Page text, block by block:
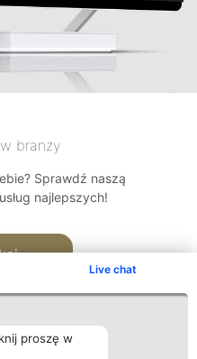
Live chat
proszę w
branży
Sprawdź naszą
najlepszych!